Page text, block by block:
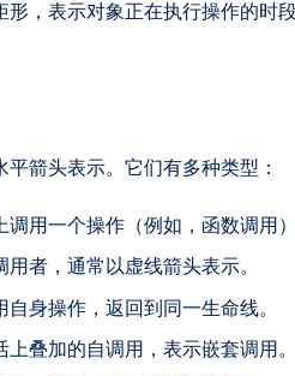
，表示对象正在执行操作的时
箭头表示。它们有多种类型：
调用一个操作（例如，函数调用）
者，通常以虚线箭头表示。
身操作，返回到同一生命线。
叠加的自调用，表示嵌套调用。